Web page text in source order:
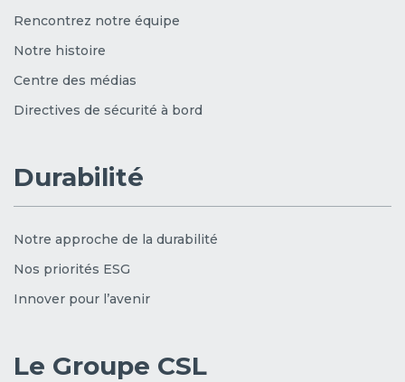
Rencontrez notre équipe
Notre histoire
Centre des médias
Directives de sécurité à bord
Durabilité
Notre approche de la durabilité
Nos priorités ESG
Innover pour l’avenir
Le Groupe CSL